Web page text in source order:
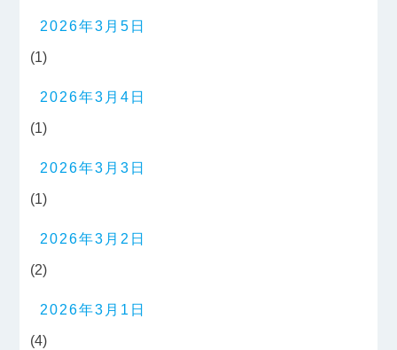
2026年3月5日
(1)
2026年3月4日
(1)
2026年3月3日
(1)
2026年3月2日
(2)
2026年3月1日
(4)